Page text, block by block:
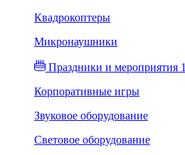
Квадрокоптеры
Микронаушники
Праздники и мероприятия 1
Корпоративные игры
Звуковое оборудование
Световое оборудование